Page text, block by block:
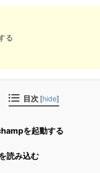
る
目次 [hide]
を起動する
読み込む